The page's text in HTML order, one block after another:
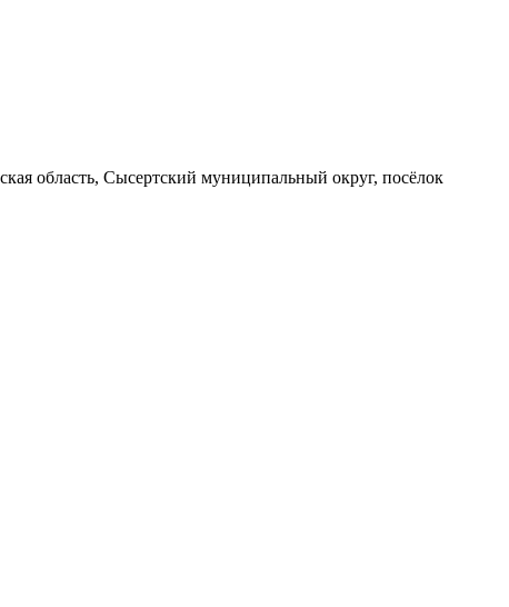
область, Сысертский муниципальный округ, посёлок